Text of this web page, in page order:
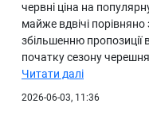
червні ціна на
майже вдвічі
збільшенню пропозиції
початку сезону
Читати далі
2026-06-03, 11:36